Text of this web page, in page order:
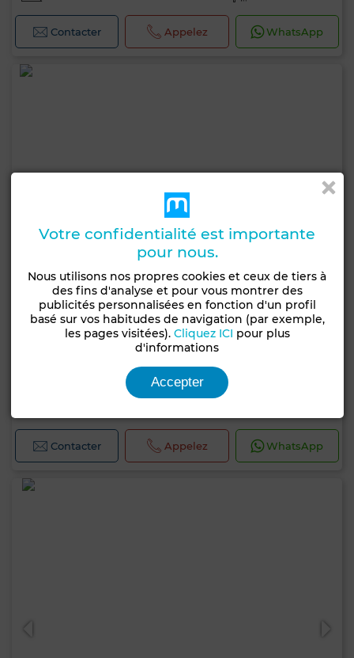
Contacter Appelez WhatsApp
Maison à Carthage
Contacter Appelez WhatsApp
Votre confidentialité est importante
pour nous.
Nous utilisons nos propres cookies et ceux de tiers à
des fins d'analyse et pour vous montrer des
publicités personnalisées en fonction d'un profil
basé sur vos habitudes de navigation (par exemple,
les pages visitées). Cliquez ICI pour plus
d'informations
Accepter